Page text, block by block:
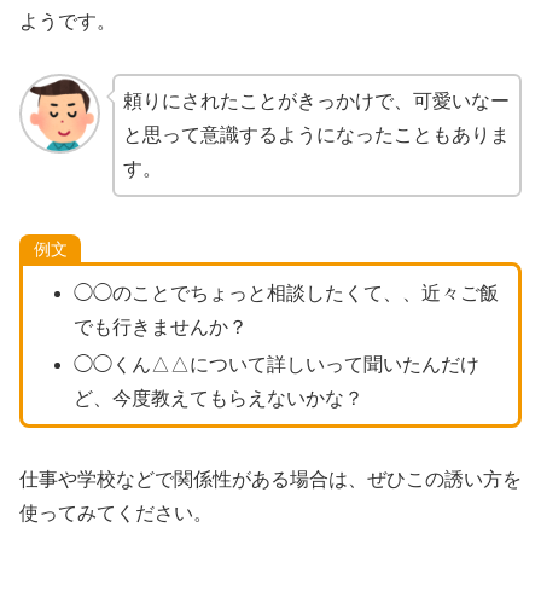
ようです。
頼りにされたことがきっかけで、可愛いなー
と思って意識するようになったこともありま
す。
例文
◯◯のことでちょっと相談したくて、、近々ご飯
でも行きませんか？
◯◯くん△△について詳しいって聞いたんだけ
ど、今度教えてもらえないかな？
仕事や学校などで関係性がある場合は、ぜひこの誘い方を
使ってみてください。